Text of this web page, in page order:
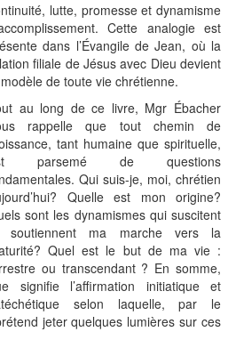
lutte, promesse et dynamisme
Cette analogie est
dans l’Évangile de Jean, où la
filiale de Jésus avec Dieu devient
de toute vie chrétienne.
au long de ce livre, Mgr Ébacher
rappelle que tout chemin de
tant humaine que spirituelle,
parsemé de questions
Qui suis-je, moi, chrétien
Quelle est mon origine?
sont les dynamismes qui suscitent
soutiennent ma marche vers la
Quel est le but de ma vie :
ou transcendant ? En somme,
signifie l’affirmation initiatique et
selon laquelle, par le
jeter quelques lumières sur ces